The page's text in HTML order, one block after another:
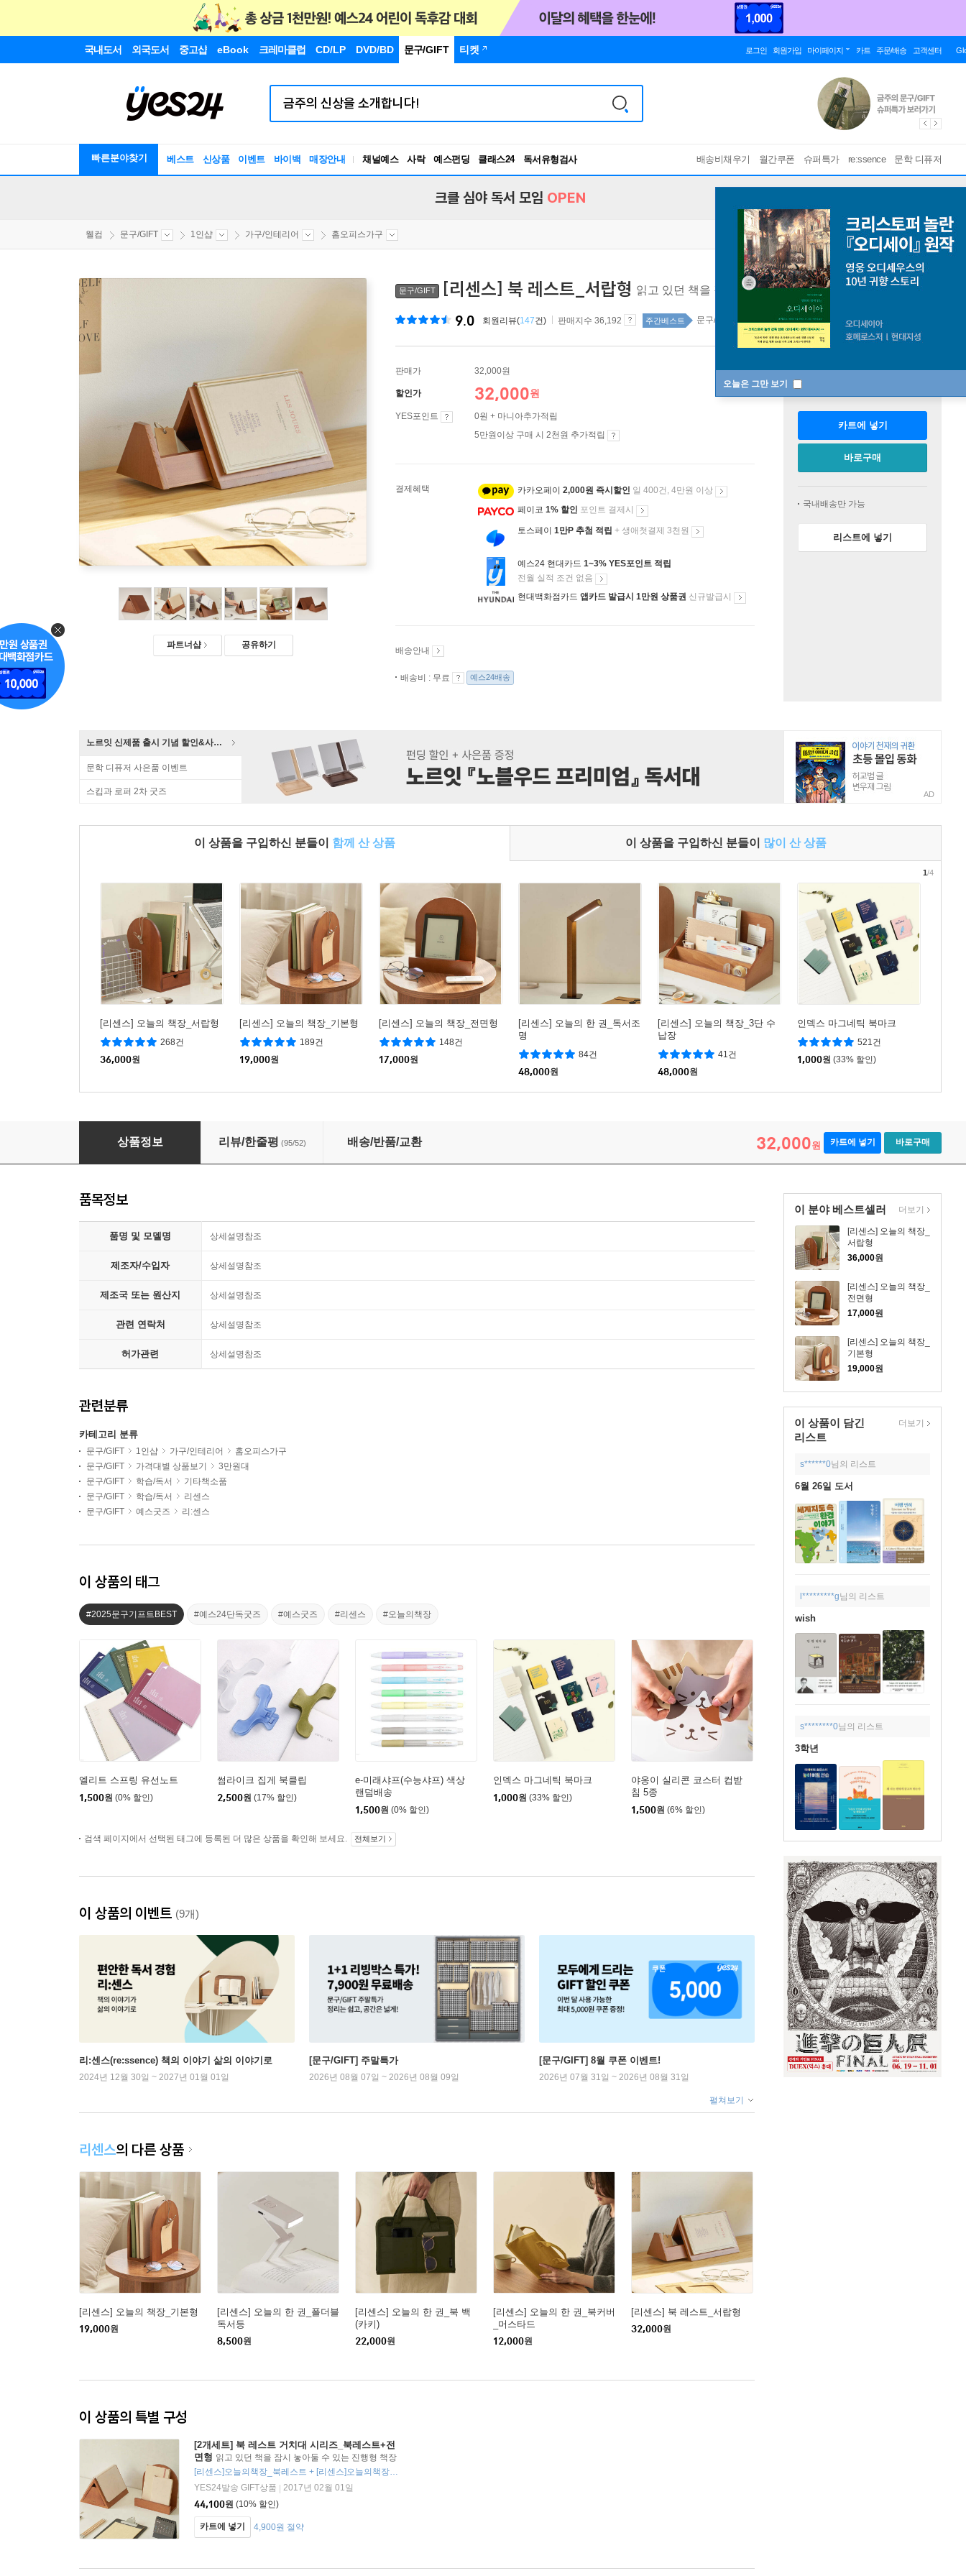
국내도서 외국도서 중고샵 eBook 크레마클럽 CD/LP DVD/BD 문구/GIFT 티켓 로그인 회원가입 마이페이지 카트 주문/배송 고객센터
빠른분야찾기 베스트 신상품 이벤트 바이백 매장안내 채널예스 사락 예스펀딩 클래스24
독서유형검사
RBTI Lab
배송비채우기 월간쿠폰 슈퍼특가 re:ssence 문학 디퓨저
오늘은 그만 보기
크클 심야 독서 모임 OPEN
웰컴 문구/GIFT 1인샵 가구/인테리어 홈오피스가구
파트너샵 공유하기
문구/GIFT [리센스] 북 레스트_서랍형 읽고 있던 책을 잠시 놓아둘 수 있는 진행형 책장입니다
9.0 회원리뷰(147건) 판매지수 36,192 주간베스트 문구/GIFT종합 24위 1인샵 1위
판매가 32,000원
할인가 32,000원
YES포인트
0원 + 마니아추가적립
5만원이상 구매 시 2천원 추가적립
결제혜택 카카오페이 2,000원 즉시할인 일 400건, 4만원 이상
페이코 1% 할인 포인트 결제시
토스페이 1만P 추첨 적립 + 생애첫결제 3천원
예스24 현대카드 1~3% YES포인트 적립
전월 실적 조건 없음
현대백화점카드 앱카드 발급시 1만원 상품권 신규발급시
배송안내
배송비 : 무료 예스24배송
수량
카트에 넣기
바로구매
국내배송만 가능
리스트에 넣기
노르잇 신제품 출시 기념 할인&사은품 증정!
문학 디퓨저 사은품 이벤트
스킵과 로퍼 2차 굿즈 AD
이 상품을 구입하신 분들이 함께 산 상품 이 상품을 구입하신 분들이 많이 산 상품
[리센스] 오늘의 책장_서랍형
268건
36,000원
[리센스] 오늘의 책장_기본형
189건
19,000원
[리센스] 오늘의 책장_전면형
148건
17,000원
[리센스] 오늘의 한 권_독서조
명
84건
48,000원
[리센스] 오늘의 책장_3단 수
납장
41건
48,000원
인덱스 마그네틱 북마크
521건
1,000원 (33% 할인)
1/4
[리센스] 북 레스트_서랍형
상품정보 리뷰/한줄평 (95/52) 배송/반품/교환 32,000원 카트에 넣기 바로구매
이 분야 베스트셀러
[리센스] 오늘의 책장_
서랍형
36,000원
[리센스] 오늘의 책장_
전면형
17,000원
[리센스] 오늘의 책장_
기본형
19,000원
더보기
이 상품이 담긴
리스트
더보기
s******0님의 리스트
6월 26일 도서
l*********g님의 리스트
wish
s********0님의 리스트
3학년
품목정보
품명 및 모델명 상세설명참조
제조자/수입자 상세설명참조
제조국 또는 원산지 상세설명참조
관련 연락처 상세설명참조
허가관련 상세설명참조
관련분류
카테고리 분류
문구/GIFT 1인샵 가구/인테리어
홈오피스가구
문구/GIFT
가격대별 상품보기
3만원대
문구/GIFT
학습/독서
기타책소품
문구/GIFT
학습/독서
리센스
문구/GIFT
예스굿즈 리:센스
이 상품의 태그
#2025문구기프트BEST #예스24단독굿즈 #예스굿즈 #리센스 #오늘의책장
엘리트 스프링 유선노트
1,500원 (0% 할인)
썸라이크 집게 북클립
2,500원 (17% 할인)
e-미래샤프(수능샤프) 색상
랜덤배송
1,500원 (0% 할인)
인덱스 마그네틱 북마크
1,000원 (33% 할인)
야옹이 실리콘 코스터 컵받
침 5종
1,500원 (6% 할인)
검색 페이지에서 선택된 태그에 등록된 더 많은 상품을 확인해 보세요. 전체보기
이 상품의 이벤트 (9개)
리:센스(re:ssence) 책의 이야기 삶의 이야기로
2024년 12월 30일 ~ 2027년 01월 01일
[문구/GIFT] 주말특가
2026년 08월 07일 ~ 2026년 08월 09일
[문구/GIFT] 8월 쿠폰 이벤트!
2026년 07월 31일 ~ 2026년 08월 31일
펼쳐보기
리센스의 다른 상품
[리센스] 오늘의 책장_기본형
19,000원
[리센스] 오늘의 한 권_폴더블
독서등
8,500원
[리센스] 오늘의 한 권_북 백
(카키)
22,000원
[리센스] 오늘의 한 권_북커버
_머스타드
12,000원
[리센스] 북 레스트_서랍형
32,000원
이 상품의 특별 구성
[2개세트] 북 레스트 거치대 시리즈_북레스트+전
면형 읽고 있던 책을 잠시 놓아둘 수 있는 진행형 책장
2종 시리즈
[리센스]오늘의책장_북레스트 + [리센스]오늘의책장_전면형
YES24발송 GIFT상품
2017년 02월 01일
44,100원 (10% 할인)
카트에 넣기 4,900원 절약